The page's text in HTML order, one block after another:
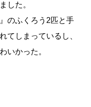
した。
のふくろう2匹と手
てしまっているし、
いかった。